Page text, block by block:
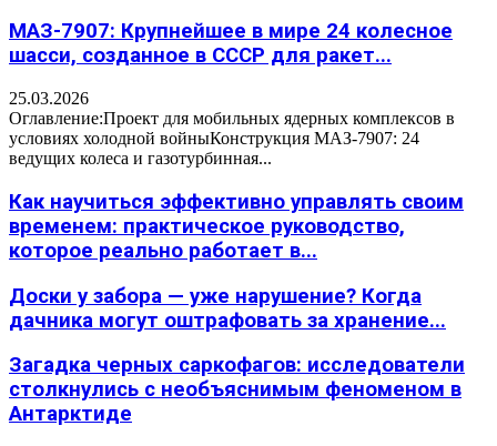
МАЗ-7907: Крупнейшее в мире 24 колесное
шасси, созданное в СССР для ракет...
25.03.2026
Оглавление:Проект для мобильных ядерных комплексов в
условиях холодной войныКонструкция МАЗ-7907: 24
ведущих колеса и газотурбинная...
Как научиться эффективно управлять своим
временем: практическое руководство,
которое реально работает в...
Доски у забора — уже нарушение? Когда
дачника могут оштрафовать за хранение...
Загадка черных саркофагов: исследователи
столкнулись с необъяснимым феноменом в
Антарктиде